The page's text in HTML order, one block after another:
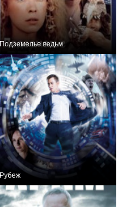
Подземелье ведьм
Рубеж